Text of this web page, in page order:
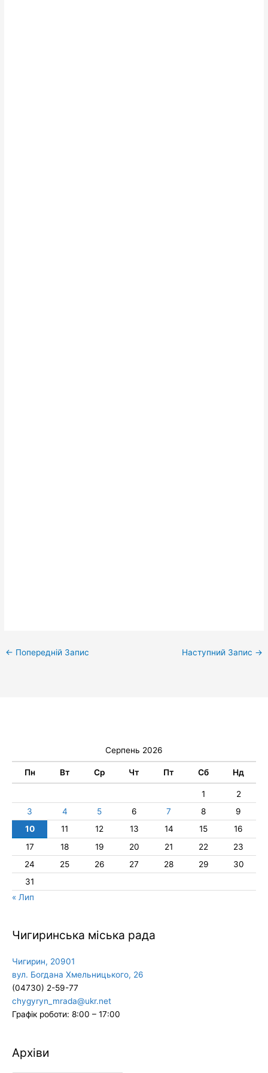
← Попередній Запис Наступний Запис →
Серпень 2026
Пн Вт Ср Чт Пт Сб Нд
1
2
3
4 5 6 7 8
9
10
11 12 13 14 15
16
17
18 19 20 21 22
23
24
25 26 27 28 29
30
31
« Лип
Чигиринська міська рада
Чигирин, 20901
вул. Богдана Хмельницького, 26
(04730) 2-59-77
chygyryn_mrada@ukr.net
Графік роботи: 8:00 – 17:00
Архіви
Архіви